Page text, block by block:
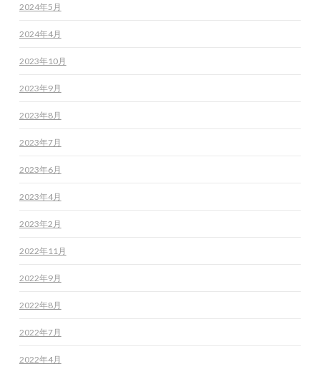
2024年5月
2024年4月
2023年10月
2023年9月
2023年8月
2023年7月
2023年6月
2023年4月
2023年2月
2022年11月
2022年9月
2022年8月
2022年7月
2022年4月